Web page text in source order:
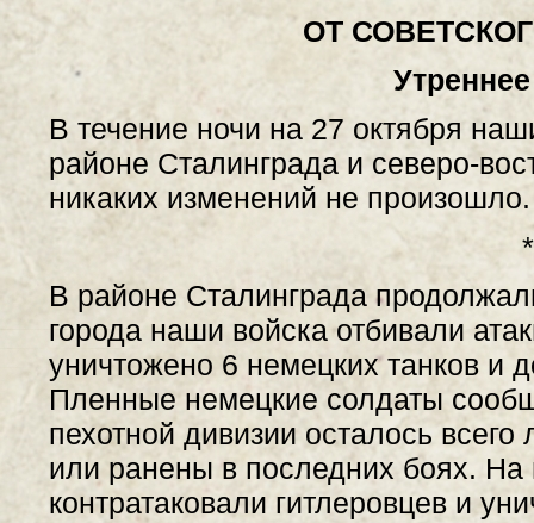
ОТ
В течение ночи на 27 октября
районе Сталинграда и северо-
никаких изменений не произошло.
В районе Сталинграда
города наши войска отбивали
уничтожено 6 немецких танков и
Пленные немецкие солдаты
пехотной дивизии осталось
или ранены в последних боях.
контратаковали гитлеровцев и